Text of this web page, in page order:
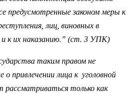
предусмотренные законом меры к
лиц, виновных в
и к их наказанию.” (ст. 3 УПК)
таким правом не
привлечении лица к уголовной
только как